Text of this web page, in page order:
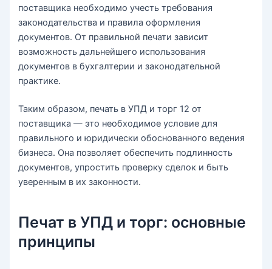
поставщика необходимо учесть требования
законодательства и правила оформления
документов. От правильной печати зависит
возможность дальнейшего использования
документов в бухгалтерии и законодательной
практике.
Таким образом, печать в УПД и торг 12 от
поставщика — это необходимое условие для
правильного и юридически обоснованного ведения
бизнеса. Она позволяет обеспечить подлинность
документов, упростить проверку сделок и быть
уверенным в их законности.
Печат в УПД и торг: основные
принципы